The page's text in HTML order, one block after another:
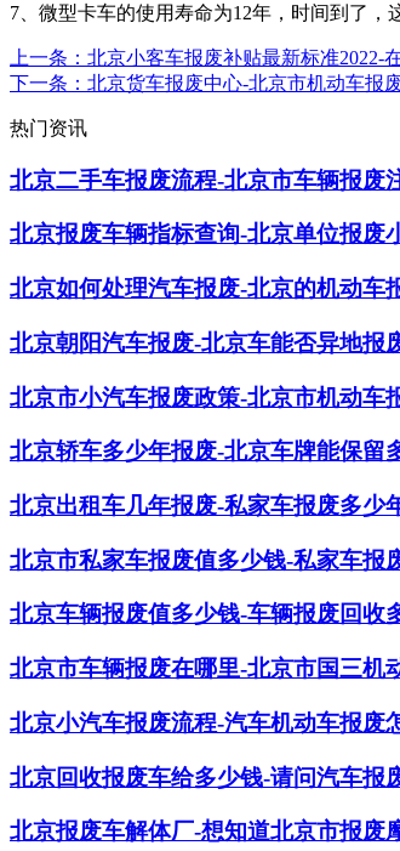
7、微型卡车的使用寿命为12年，时间到了，
上一条 ：北京小客车报废补贴最新标准2022-
下一条 ：北京货车报废中心-北京市机动车报
热门资讯
北京二手车报废流程-北京市车辆报废
北京报废车辆指标查询-北京单位报废
北京如何处理汽车报废-北京的机动车
北京朝阳汽车报废-北京车能否异地报
北京市小汽车报废政策-北京市机动车
北京轿车多少年报废-北京车牌能保留
北京出租车几年报废-私家车报废多少
北京市私家车报废值多少钱-私家车报
北京车辆报废值多少钱-车辆报废回收
北京市车辆报废在哪里-北京市国三机
北京小汽车报废流程-汽车机动车报废
北京回收报废车给多少钱-请问汽车报
北京报废车解体厂-想知道北京市报废